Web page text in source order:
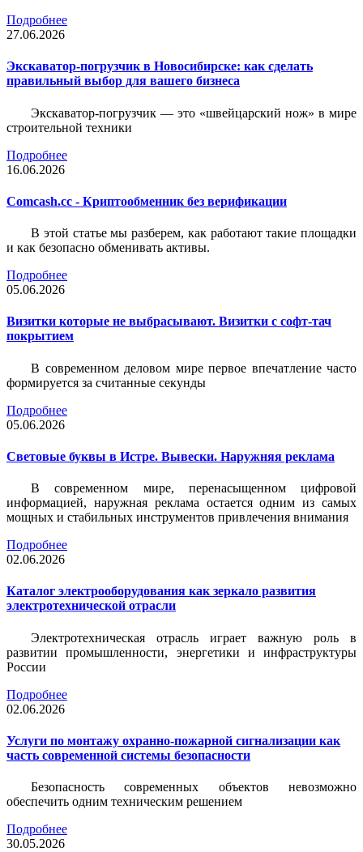
Подробнее
27.06.2026
Экскаватор-погрузчик в Новосибирске: как сделать
правильный выбор для вашего бизнеса
Экскаватор-погрузчик — это «швейцарский нож» в мире
строительной техники
Подробнее
16.06.2026
Comcash.cc - Криптообменник без верификации
В этой статье мы разберем, как работают такие площадки
и как безопасно обменивать активы.
Подробнее
05.06.2026
Визитки которые не выбрасывают. Визитки с софт-тач
покрытием
В современном деловом мире первое впечатление часто
формируется за считанные секунды
Подробнее
05.06.2026
Световые буквы в Истре. Вывески. Наружняя реклама
В современном мире, перенасыщенном цифровой
информацией, наружная реклама остается одним из самых
мощных и стабильных инструментов привлечения внимания
Подробнее
02.06.2026
Каталог электрооборудования как зеркало развития
электротехнической отрасли
Электротехническая отрасль играет важную роль в
развитии промышленности, энергетики и инфраструктуры
России
Подробнее
02.06.2026
Услуги по монтажу охранно-пожарной сигнализации как
часть современной системы безопасности
Безопасность современных объектов невозможно
обеспечить одним техническим решением
Подробнее
30.05.2026